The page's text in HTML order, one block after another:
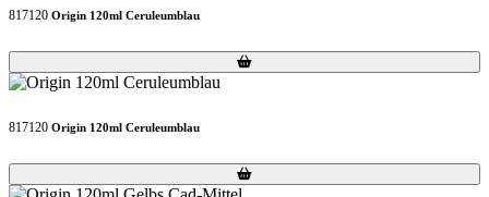
817120 Origin 120ml Ceruleumblau
Loading...
Loading...
817120 Origin 120ml Ceruleumblau
Loading...
Loading...